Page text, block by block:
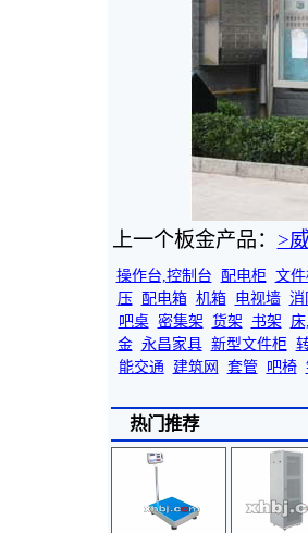
上一个板金产品： >
操作台,控制台 配电柜 文件
压
配电箱 机箱 电视墙 消
吧桌 密集架 货架 书架
金 永昌家具 新型文件柜
能交通
建筑网 套管 吧椅
热门推荐